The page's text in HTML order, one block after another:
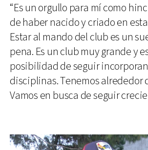
“Es un orgullo para mí como
de haber nacido y criado en
Estar al mando del club es un
pena. Es un club muy grande y
posibilidad de seguir
disciplinas. Tenemos alrededor
Vamos en busca de seguir